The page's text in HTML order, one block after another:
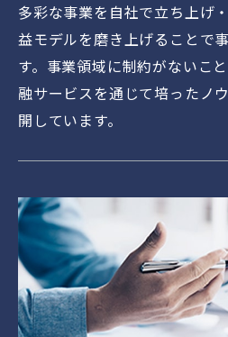
多彩な事業を自社で立ち上げ
益モデルを磨き上げることで
す。事業領域に制約がないこ
融サービスを通じて培ったノ
開しています。